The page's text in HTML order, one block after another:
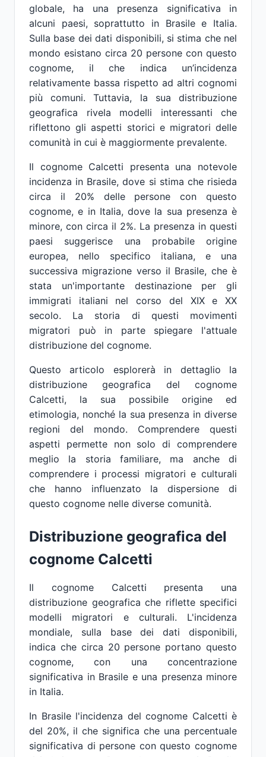
globale, ha una presenza significativa in
alcuni paesi, soprattutto in Brasile e Italia.
Sulla base dei dati disponibili, si stima che nel
mondo esistano circa 20 persone con questo
cognome, il che indica un’incidenza
relativamente bassa rispetto ad altri cognomi
più comuni. Tuttavia, la sua distribuzione
geografica rivela modelli interessanti che
riflettono gli aspetti storici e migratori delle
comunità in cui è maggiormente prevalente.
Il cognome Calcetti presenta una notevole
incidenza in Brasile, dove si stima che risieda
circa il 20% delle persone con questo
cognome, e in Italia, dove la sua presenza è
minore, con circa il 2%. La presenza in questi
paesi suggerisce una probabile origine
europea, nello specifico italiana, e una
successiva migrazione verso il Brasile, che è
stata un'importante destinazione per gli
immigrati italiani nel corso del XIX e XX
secolo. La storia di questi movimenti
migratori può in parte spiegare l'attuale
distribuzione del cognome.
Questo articolo esplorerà in dettaglio la
distribuzione geografica del cognome
Calcetti, la sua possibile origine ed
etimologia, nonché la sua presenza in diverse
regioni del mondo. Comprendere questi
aspetti permette non solo di comprendere
meglio la storia familiare, ma anche di
comprendere i processi migratori e culturali
che hanno influenzato la dispersione di
questo cognome nelle diverse comunità.
Distribuzione geografica del
cognome Calcetti
Il cognome Calcetti presenta una
distribuzione geografica che riflette specifici
modelli migratori e culturali. L'incidenza
mondiale, sulla base dei dati disponibili,
indica che circa 20 persone portano questo
cognome, con una concentrazione
significativa in Brasile e una presenza minore
in Italia.
In Brasile l'incidenza del cognome Calcetti è
del 20%, il che significa che una percentuale
significativa di persone con questo cognome